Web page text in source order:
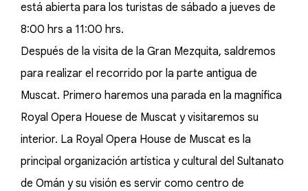
está abierta para los turistas de sábado a jueves de
8:00 hrs a 11:00 hrs.
Después de la visita de la Gran Mezquita, saldremos
para realizar el recorrido por la parte antigua de
Muscat. Primero haremos una parada en la magnífica
Royal Opera Houese de Muscat y visitaremos su
interior. La Royal Opera House de Muscat es la
principal organización artística y cultural del Sultanato
de Omán y su visión es servir como centro de